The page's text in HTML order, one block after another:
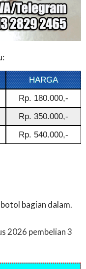
HARGA
Rp. 180.000,-
Rp. 350.000,-
Rp. 540.000,-
bagian dalam.
2026 pembelian 3